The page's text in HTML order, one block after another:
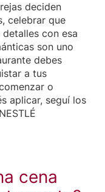
deciden
celebrar que
con esa
son uno
debes
a tus
o
aplicar, seguí los
cena